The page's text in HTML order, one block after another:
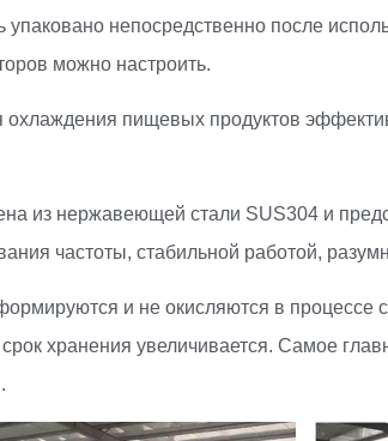
непосредственно после
можно настроить.
пищевых продуктов
​​из нержавеющей стали SUS304 и
частоты, стабильной работой,
и не окисляются в процессе
хранения увеличивается. Самое